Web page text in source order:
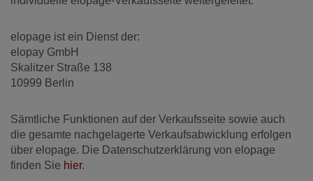
elopage ist ein Dienst der:
elopay GmbH
Skalitzer Straße 138
10999 Berlin
Sämtliche Funktionen auf der Verkaufsseite sowie auch
die gesamte nachgelagerte Verkaufsabwicklung erfolgen
über elopage. Die Datenschutzerklärung von elopage
finden Sie hier.